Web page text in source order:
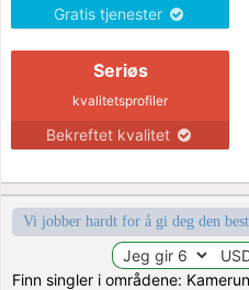
Gratis tjenester
Seriøs
kvalitetsprofiler
Bekreftet kvalitet
Vi jobber hardt for å gi deg den
Finn singler i områdene: Kamerun